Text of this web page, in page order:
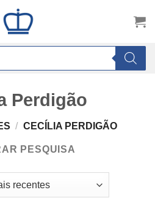
Perdigão
/ CECÍLIA PERDIGÃO
PESQUISA